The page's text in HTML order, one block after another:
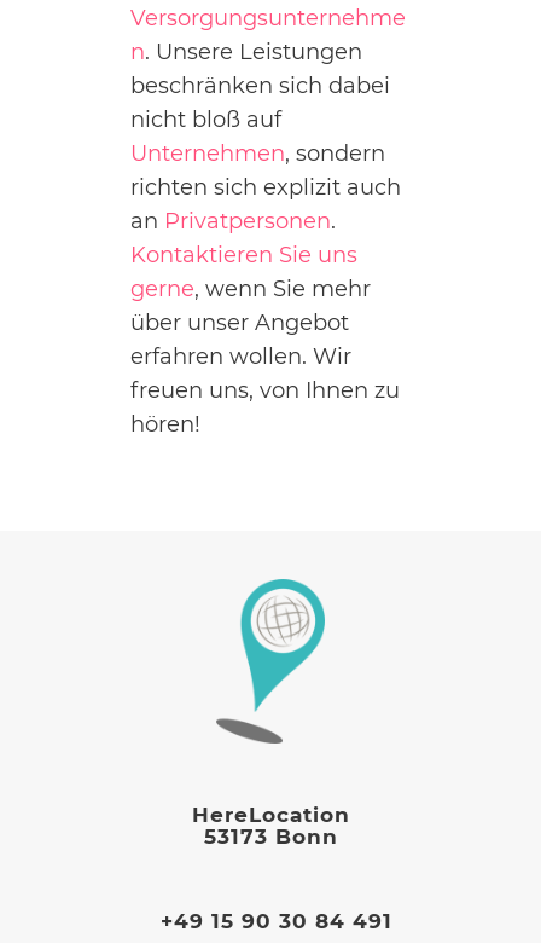
Versorgungsunternehme
n. Unsere Leistungen
beschränken sich dabei
nicht bloß auf
Unternehmen, sondern
richten sich explizit auch
an Privatpersonen.
Kontaktieren Sie uns
gerne, wenn Sie mehr
über unser Angebot
erfahren wollen. Wir
freuen uns, von Ihnen zu
hören!
HereLocation
53173 Bonn
+49 15 90 30 84 491